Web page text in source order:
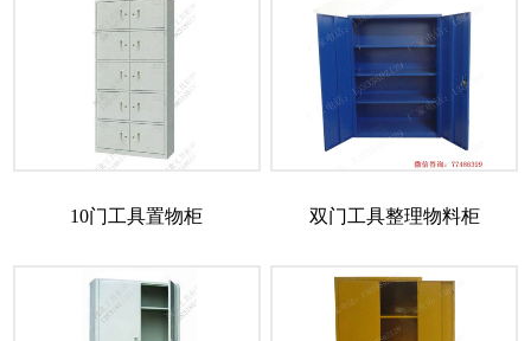
10门工具置物柜 双门工具整理物料柜